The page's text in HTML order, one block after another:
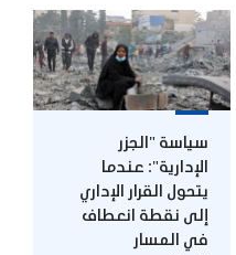
سياسة "الجزر
الإدارية": عندما
يتحول القرار الإداري
إلى نقطة انعطاف
في المسار